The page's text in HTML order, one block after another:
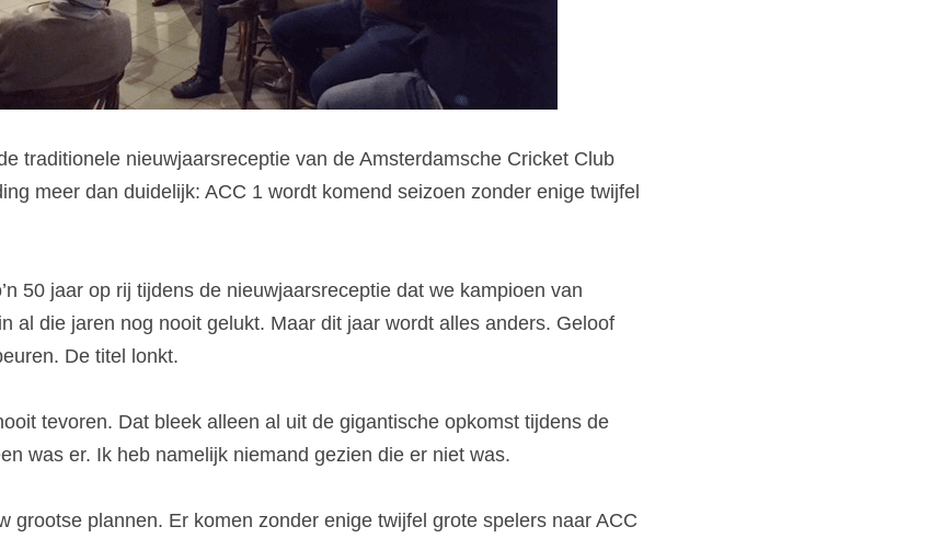
traditionele nieuwjaarsreceptie van de Amsterdamsche Cricket Club
meer dan duidelijk: ACC 1 wordt komend seizoen zonder enige twijfel
50 jaar op rij tijdens de nieuwjaarsreceptie dat we kampioen van
al die jaren nog nooit gelukt. Maar dit jaar wordt alles anders. Geloof
De titel lonkt.
tevoren. Dat bleek alleen al uit de gigantische opkomst tijdens de
was er. Ik heb namelijk niemand gezien die er niet was.
grootse plannen. Er komen zonder enige twijfel grote spelers naar ACC